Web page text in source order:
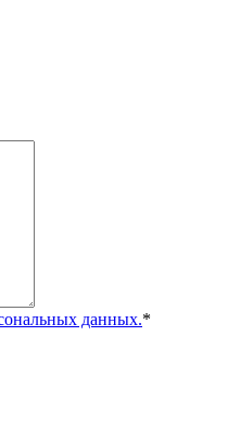
данных.*